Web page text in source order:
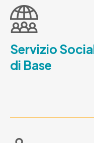
Servizio
di Base